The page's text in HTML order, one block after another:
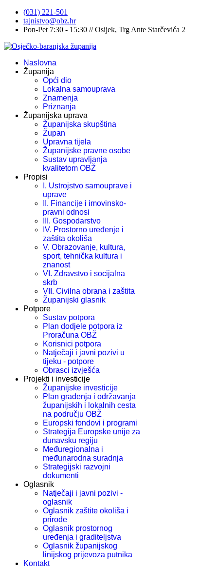
(031) 221-501
tajnistvo@obz.hr
Pon-Pet 7:30 - 15:30 // Osijek, Trg Ante Starčevića 2
Naslovna
Županija
Opći dio
Lokalna samouprava
Znamenja
Priznanja
Županijska uprava
Županijska skupština
Župan
Upravna tijela
Županijske pravne osobe
Sustav upravljanja
kvalitetom OBŽ
Propisi
I. Ustrojstvo samouprave i
uprave
II. Financije i imovinsko-
pravni odnosi
III. Gospodarstvo
IV. Prostorno uređenje i
zaštita okoliša
V. Obrazovanje, kultura,
sport, tehnička kultura i
znanost
VI. Zdravstvo i socijalna
skrb
VII. Civilna obrana i zaštita
Županijski glasnik
Potpore
Sustav potpora
Plan dodjele potpora iz
Proračuna OBŽ
Korisnici potpora
Natječaji i javni pozivi u
tijeku - potpore
Obrasci izvješća
Projekti i investicije
Županijske investicije
Plan građenja i održavanja
županijskih i lokalnih cesta
na području OBŽ
Europski fondovi i programi
Strategija Europske unije za
dunavsku regiju
Međuregionalna i
međunarodna suradnja
Strategijski razvojni
dokumenti
Oglasnik
Natječaji i javni pozivi -
oglasnik
Oglasnik zaštite okoliša i
prirode
Oglasnik prostornog
uređenja i graditeljstva
Oglasnik županijskog
linijskog prijevoza putnika
Kontakt